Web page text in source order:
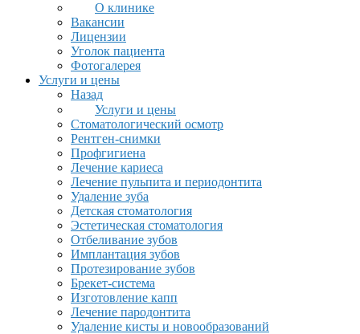
О клинике
Вакансии
Лицензии
Уголок пациента
Фотогалерея
Услуги и цены
Назад
Услуги и цены
Стоматологический осмотр
Рентген-снимки
Профгигиена
Лечение кариеса
Лечение пульпита и периодонтита
Удаление зуба
Детская стоматология
Эстетическая стоматология
Отбеливание зубов
Имплантация зубов
Протезирование зубов
Брекет-система
Изготовление капп
Лечение пародонтита
Удаление кисты и новообразований